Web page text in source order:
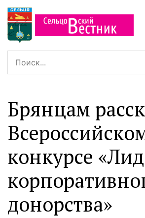
Брянцам
конкурсе
донорства»